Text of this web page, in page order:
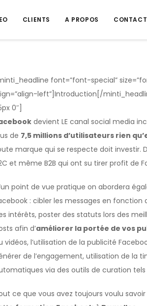
CLIENTS A PROPOS CONTACT
font=”font-special”
left”]Introduction[/
0″]
devient LE canal social media
de 7,5 millions d’utilisateurs rien
marque qui se respecte doit investir.
et même B2B qui ont su tirer profit de
point de vue pratique on abordera
: cibler les messages en fonction
intérêts, poster des statuts lors des
afin d’améliorer la portée de vos
vidéos, l’utilisation de la publicité
de l’engagement, utilisation de la
via des outils de curation tels
ce que vous avez toujours voulu